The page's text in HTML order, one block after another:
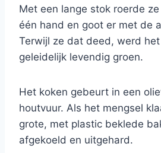
Met een lange stok roerde
één hand en goot er met de
Terwijl ze dat deed, werd
geleidelijk levendig groen.
Het koken gebeurt in een
houtvuur. Als het mengsel
grote, met plastic beklede
afgekoeld en uitgehard.